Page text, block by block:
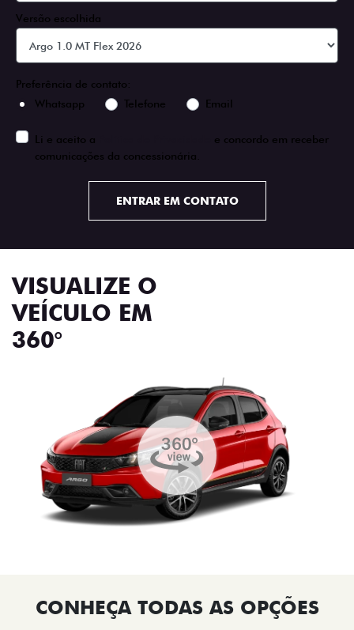
Versão escolhida
Preferência de contato:
Whatsapp
Telefone Email
Li e aceito a
e concordo em receber
comunicações da concessionária.
ENTRAR EM CONTATO
VISUALIZE O
VEÍCULO EM
360°